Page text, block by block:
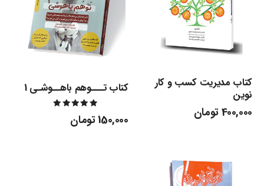
کتاب مدیریت کسب و کار
نوین
400,000تومان
کتاب تـــوهم باهــوشـی 1
نمره
5.00
از 5
150,000تومان